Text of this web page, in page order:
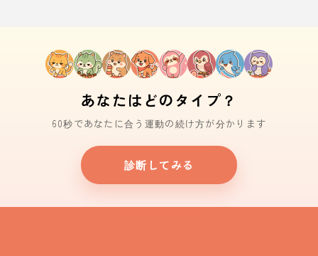
あなたはどのタイプ？
60秒であなたに合う運動の続け方が分かります
診断してみる